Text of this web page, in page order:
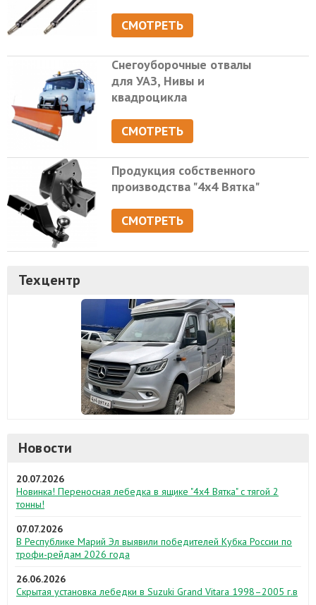
СМОТРЕТЬ
Снегоуборочные отвалы
для УАЗ, Нивы и
квадроцикла
СМОТРЕТЬ
Продукция собственного
производства "4х4 Вятка"
СМОТРЕТЬ
Техцентр
Новости
20.07.2026
Новинка! Переносная лебедка в ящике "4х4 Вятка" с тягой 2
тонны!
07.07.2026
В Республике Марий Эл выявили победителей Кубка России по
трофи-рейдам 2026 года
26.06.2026
Скрытая установка лебедки в Suzuki Grand Vitara 1998–2005 г.в